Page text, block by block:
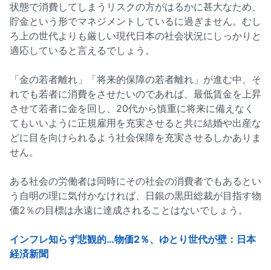
状態で消費してしまうリスクの方がはるかに甚大なため、
貯金という形でマネジメントしているに過ぎません。むし
ろ上の世代よりも厳しい現代日本の社会状況にしっかりと
適応していると言えるでしょう。
「金の若者離れ」「将来的保障の若者離れ」が進む中、そ
れでも若者に消費をさせたいのであれば、最低賃金を上昇
させて若者に金を回し、20代から慎重に将来に備えなく
てもいいように正規雇用を充実させると共に結婚や出産な
どに目を向けられるよう社会保障を充実させるしかありま
せん。
ある社会の労働者は同時にその社会の消費者でもあるとい
う自明の理に気付かなければ、日銀の黒田総裁が目指す物
価2％の目標は永遠に達成されることはないでしょう。
インフレ知らず悲観的…物価2％、ゆとり世代が壁：日本
経済新聞